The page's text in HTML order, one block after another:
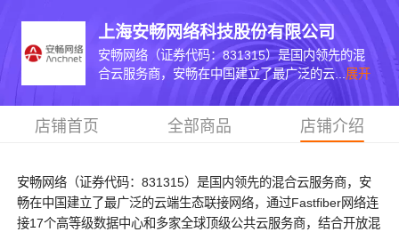
上海安畅网络科技股份有限公司
安畅网络（证券代码：831315）是国内领先的混
合云服务商，安畅在中国建立了最广泛的云... 展开
店铺首页 全部商品 店铺介绍
安畅网络（证券代码：831315）是国内领先的混合云服务商，安
畅在中国建立了最广泛的云端生态联接网络，通过Fastfiber网络连
接17个高等级数据中心和多家全球顶级公共云服务商，结合开放混